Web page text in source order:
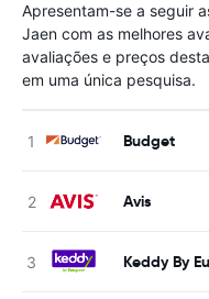
Apresentam-se a seguir
Jaen com as melhores
avaliações e preços
em uma única pesquisa.
Budget
Avis
Keddy By